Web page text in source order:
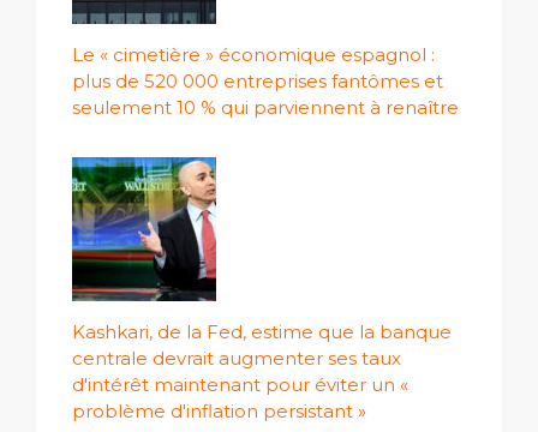
Le « cimetière » économique espagnol :
plus de 520 000 entreprises fantômes et
seulement 10 % qui parviennent à renaître
Kashkari, de la Fed, estime que la banque
centrale devrait augmenter ses taux
d'intérêt maintenant pour éviter un «
problème d'inflation persistant »